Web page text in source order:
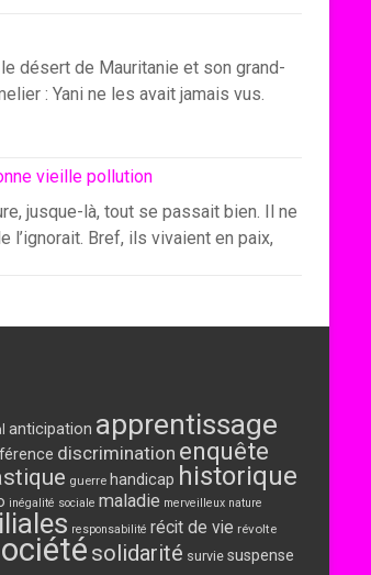
désert de Mauritanie et son grand-
: Yani ne les avait jamais vus.
vieille pollution
jusque-là, tout se passait bien. Il ne
l’ignorait. Bref, ils vivaient en paix,
anticipation apprentissage
discrimination enquête
guerre handicap historique
inégalité sociale maladie merveilleux nature
responsabilité récit de vie révolte
solidarité survie suspense